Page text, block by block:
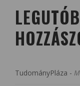
TudományPláza -